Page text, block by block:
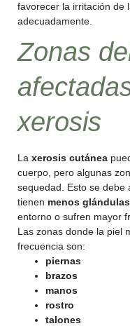
favorecer la irritación de
adecuadamente.
Zonas
xerosis
La xerosis cutánea
cuerpo, pero algunas
sequedad. Esto se debe
tienen menos
entorno o sufren mayor
Las zonas donde la piel
frecuencia son:
piernas
brazos
manos
rostro
talones